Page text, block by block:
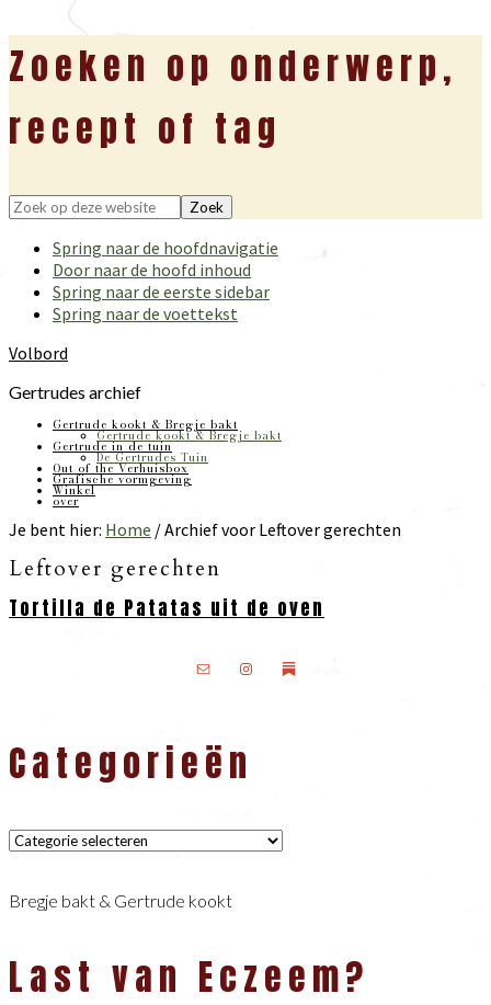
Zoeken op onderwerp,
recept of tag
Zoek
deze
website
Spring naar de hoofdnavigatie
Door naar de hoofd inhoud
Spring naar de eerste sidebar
Spring naar de voettekst
Volbord
Gertrudes archief
Gertrude kookt & Bregje bakt
Gertrude kookt & Bregje bakt
Gertrude in de tuin
De Gertrudes Tuin
Out of the Verhuisbox
Grafische vormgeving
Winkel
over
Je bent hier: Home /Archief voor Leftover gerechten
Leftover gerechten
Tortilla de Patatas uit de oven
Categorieën
Categorieën
Bregje bakt & Gertrude kookt
Last van Eczeem?